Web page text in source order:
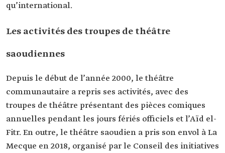
qu’international.
Les activités des troupes de théâtre
saoudiennes
Depuis le début de l’année 2000, le théâtre
communautaire a repris ses activités, avec des
troupes de théâtre présentant des pièces comiques
annuelles pendant les jours fériés officiels et l’Aïd el-
Fitr. En outre, le théâtre saoudien a pris son envol à La
Mecque en 2018, organisé par le Conseil des initiatives